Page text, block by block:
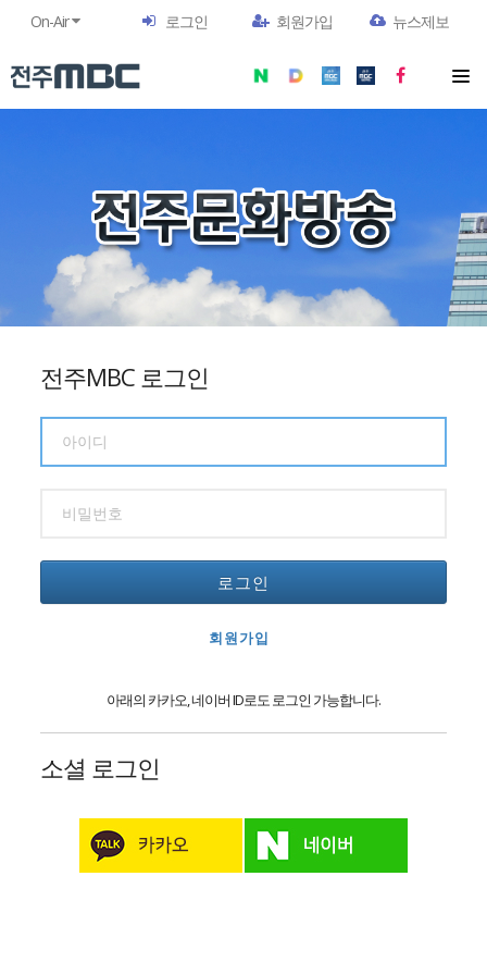
On-Air 로그인 회원가입 뉴스제보
전주MBC 로그인
로그인
회원가입
아래의 카카오, 네이버 ID로도 로그인 가능합니다.
소셜 로그인